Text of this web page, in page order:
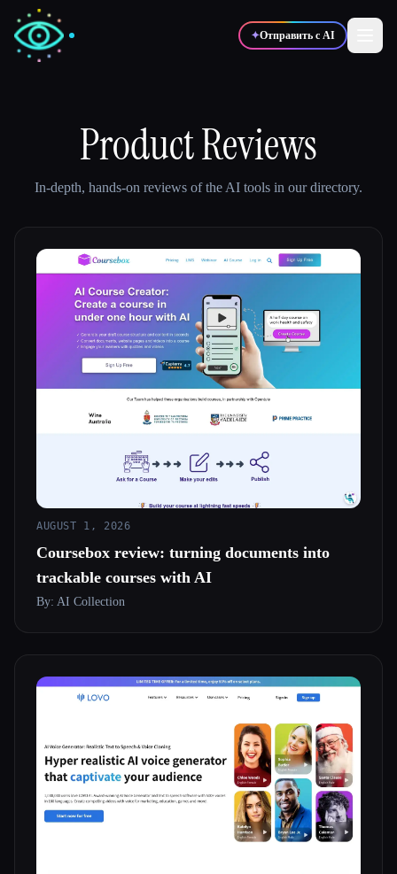
✦Отправить с AI
Писатели 🎨 Дизайнеры
💻Разработчики 📈 Маркетологи
🎓Студенты 🎬Креаторы
Сравнить инструменты
Product Reviews
In-depth, hands-on reviews of the AI tools in our directory.
AUGUST 1, 2026
Coursebox review: turning documents into
trackable courses with AI
By: AI Collection